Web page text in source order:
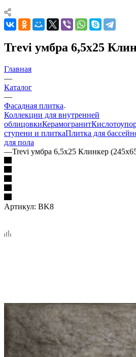
Trevi умбра 6,5х25
Главная
—
Каталог
—
Фасадная плитка
Коллекции для внутренней
облицовкиКерамогранит
ступени и плиткаПлитка для
для пола
—Trevi умбра 6,5х25 Клинкер
Артикул: BK8